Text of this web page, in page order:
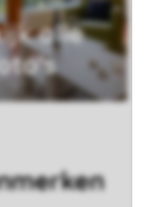
alle